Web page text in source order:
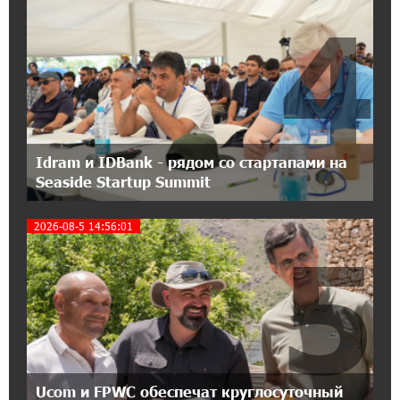
IDBank предупреждает о мошеннических
звонках от имени пенсионных фондов
15:50:50 9-07-2026
Небольшой французский уголок в Раздане
при сотрудничестве с Конверс МСБ
Предателя Пашиняна нужно скинуть с трона.
Аршак Карапетян
18:38:14 8-07-2026
Зачем Пашинян полетел в Россию?․ Аршак
Карапетян
17:46:18 8-07-2026
Глава МИД Иордании: Подписание мирного
Idram и IDBank - рядом со стартапами на
Seaside Startup Summit
4
2026-08-5 14:56:01
Ucom и FPWC обеспечат круглосуточный
5